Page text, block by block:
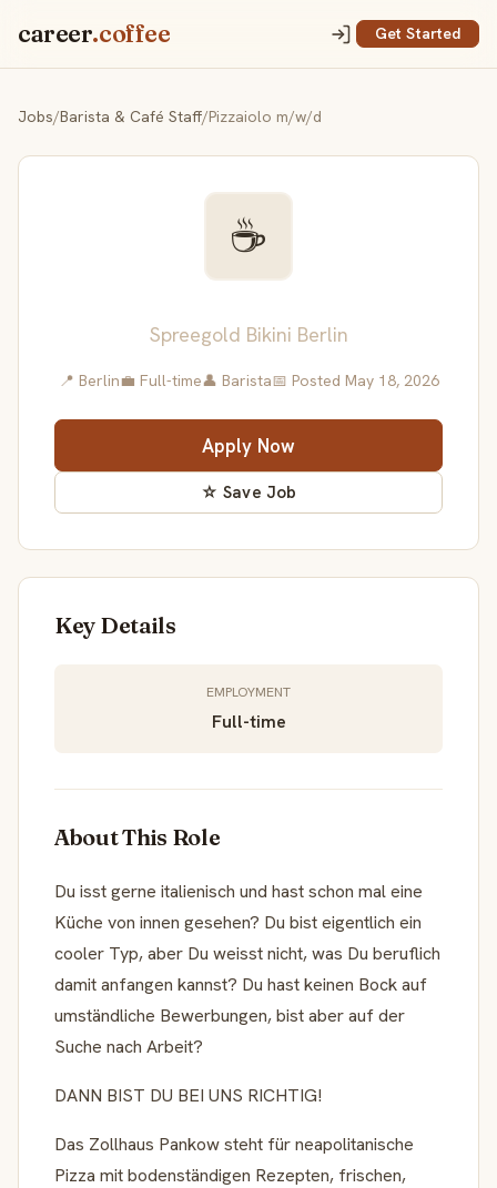
career.coffee Get Started
Jobs/Barista & Café Staff/Pizzaiolo m/w/d
☕
Spreegold Bikini Berlin
📍 Berlin💼 Full-time👤 Barista📅 Posted May 18, 2026
Apply Now
☆ Save Job
Key Details
EMPLOYMENT
Full-time
About This Role
Du isst gerne italienisch und hast schon mal eine
Küche von innen gesehen? Du bist eigentlich ein
cooler Typ, aber Du weisst nicht, was Du beruflich
damit anfangen kannst? Du hast keinen Bock auf
umständliche Bewerbungen, bist aber auf der
Suche nach Arbeit?
DANN BIST DU BEI UNS RICHTIG!
Das Zollhaus Pankow steht für neapolitanische
Pizza mit bodenständigen Rezepten, frischen,